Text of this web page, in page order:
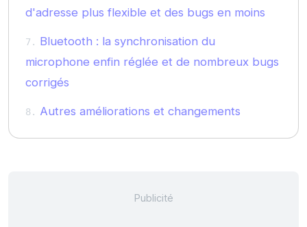
d'adresse plus flexible et des bugs en moins
Bluetooth : la synchronisation du
microphone enfin réglée et de nombreux bugs
corrigés
Autres améliorations et changements